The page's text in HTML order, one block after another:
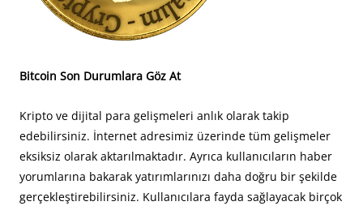
Bitcoin Son Durumlara Göz At
Kripto ve dijital para gelişmeleri anlık olarak takip
edebilirsiniz. İnternet adresimiz üzerinde tüm gelişmeler
eksiksiz olarak aktarılmaktadır. Ayrıca kullanıcıların haber
yorumlarına bakarak yatırımlarınızı daha doğru bir şekilde
gerçekleştirebilirsiniz. Kullanıcılara fayda sağlayacak birçok